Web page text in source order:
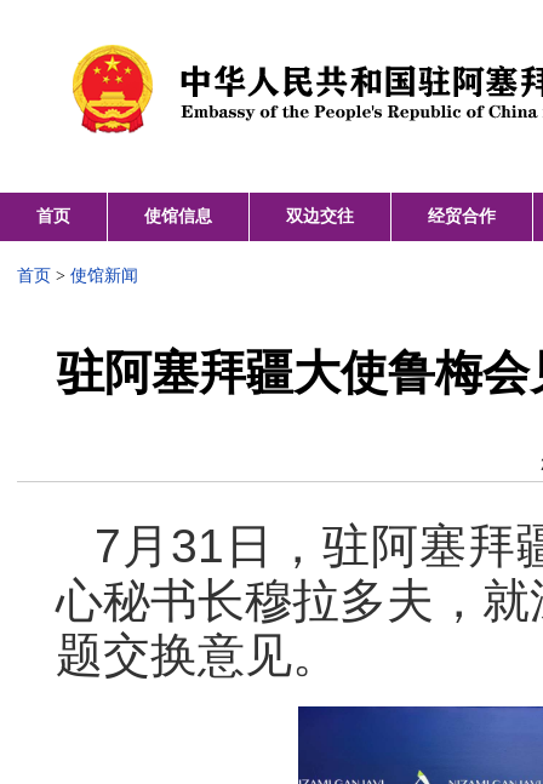
首页 使馆信息 双边交往 经贸合作
首页 > 使馆新闻
驻阿塞拜疆大使鲁梅
7月31日，驻阿塞拜
心秘书长穆拉多夫，
题交换意见。